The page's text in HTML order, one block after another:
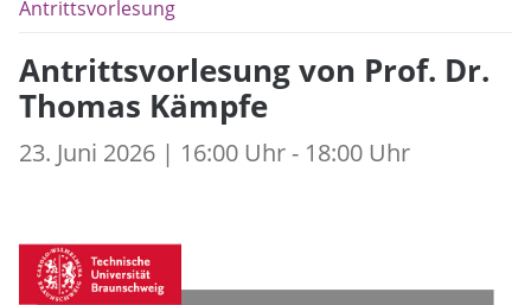
Antrittsvorlesung
Antrittsvorlesung von Prof. Dr.
Thomas Kämpfe
23. Juni 2026 | 16:00 Uhr - 18:00 Uhr